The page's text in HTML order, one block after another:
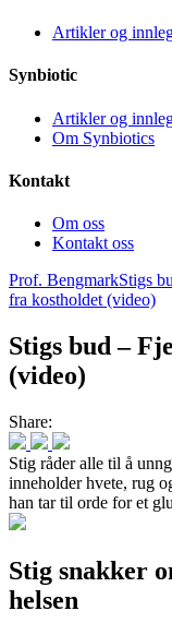
Artikler og
Synbiotic
Artikler og
Om Synbiotics
Kontakt
Om oss
Kontakt oss
Prof. BengmarkStigs
fra kostholdet (video)
Stigs bud –
(video)
Share:
Stig råder alle til å
inneholder hvete, rug
han tar til orde for et
Stig snakker
helsen